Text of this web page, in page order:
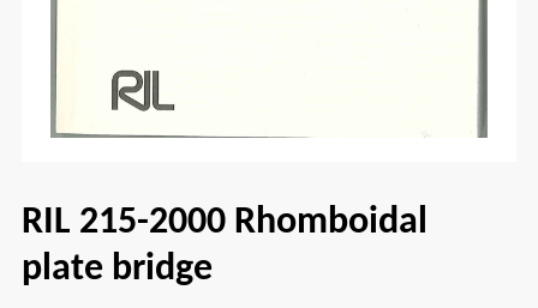
RIL 215-2000 Rhomboidal
plate bridge